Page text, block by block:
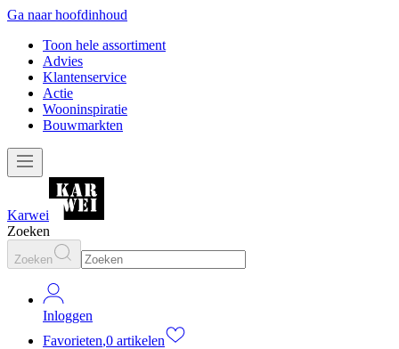
Ga naar hoofdinhoud
Toon hele assortiment
Advies
Klantenservice
Actie
Wooninspiratie
Bouwmarkten
Karwei
Zoeken
Zoeken
Inloggen
Favorieten,0 artikelen